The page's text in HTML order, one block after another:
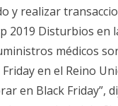
y realizar
2019 Disturbios en
médicos
Friday en el Reino
en Black Friday”,